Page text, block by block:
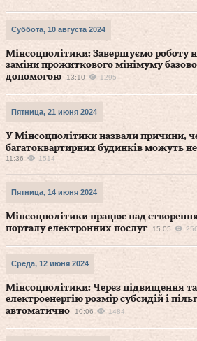
Суббота, 10 августа 2024
Мінсоцполітики: Завершуємо роботу
заміни прожиткового мінімуму
допомогою
13:10 1295
Пятница, 21 июня 2024
У Мінсоцполітики назвали причини,
багатоквартирних будинків можуть
11:36 1514
Пятница, 14 июня 2024
Мінсоцполітики працює над
порталу електронних послуг
15:05
Среда, 12 июня 2024
Мінсоцполітики: Через підвищення
електроенергію розмір субсидій і
автоматично
10:06 1484